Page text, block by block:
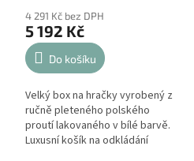
4 291 Kč bez DPH
5 192 Kč
Do košíku
Velký box na hračky vyrobený z
ručně pleteného polského
proutí lakovaného v bílé barvě.
Luxusní košík na odkládání